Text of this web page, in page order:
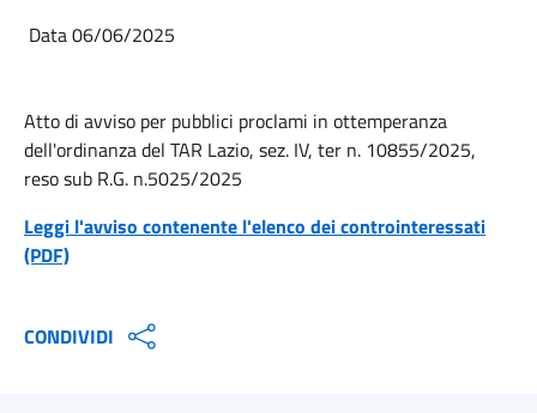
Data 06/06/2025
Atto di avviso per pubblici proclami in ottemperanza
dell'ordinanza del TAR Lazio, sez. IV, ter n. 10855/2025,
reso sub R.G. n.5025/2025
Leggi l'avviso contenente l'elenco dei controinteressati
(PDF)
CONDIVIDI